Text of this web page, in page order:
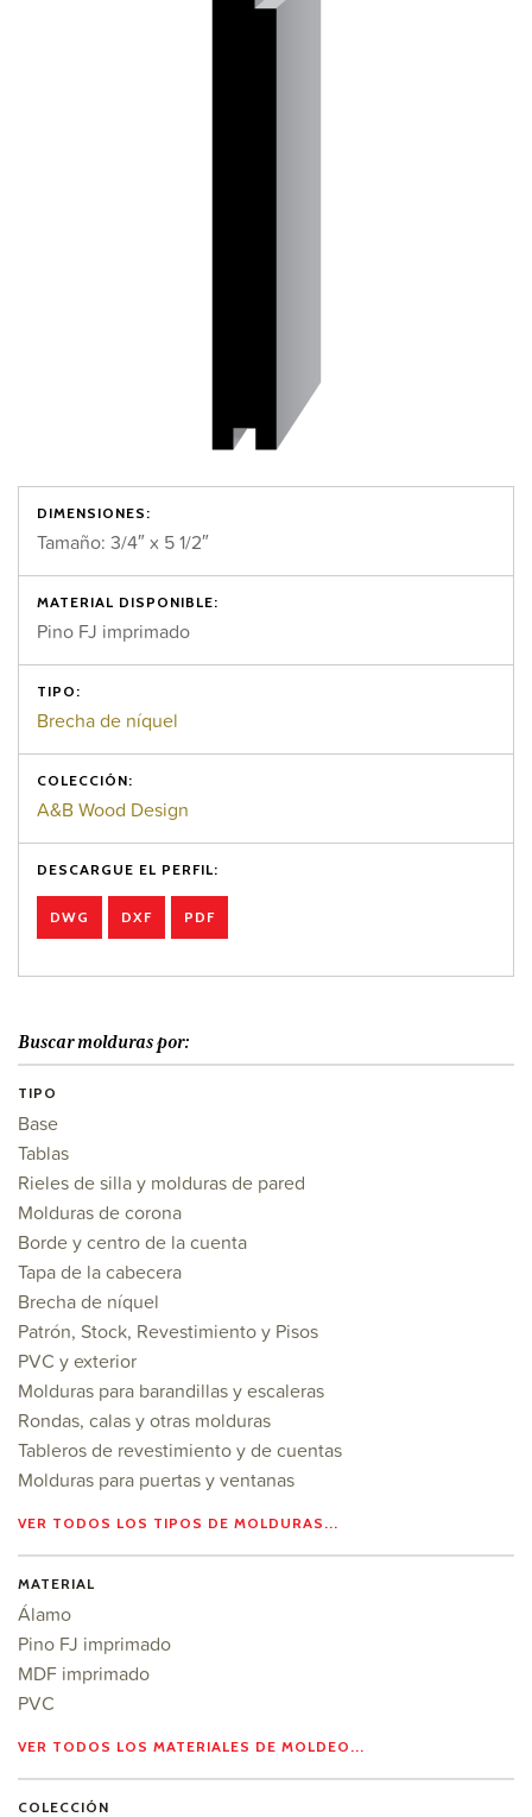
DIMENSIONES:
Tamaño: 3/4″ x 5 1/2″
MATERIAL DISPONIBLE:
Pino FJ imprimado
TIPO:
Brecha de níquel
COLECCIÓN:
A&B Wood Design
DESCARGUE EL PERFIL:
DWG DXF PDF
Buscar molduras por:
TIPO
Base
Tablas
Rieles de silla y molduras de pared
Molduras de corona
Borde y centro de la cuenta
Tapa de la cabecera
Brecha de níquel
Patrón, Stock, Revestimiento y Pisos
PVC y exterior
Molduras para barandillas y escaleras
Rondas, calas y otras molduras
Tableros de revestimiento y de cuentas
Molduras para puertas y ventanas
VER TODOS LOS TIPOS DE MOLDURAS...
MATERIAL
Álamo
Pino FJ imprimado
MDF imprimado
PVC
VER TODOS LOS MATERIALES DE MOLDEO...
COLECCIÓN